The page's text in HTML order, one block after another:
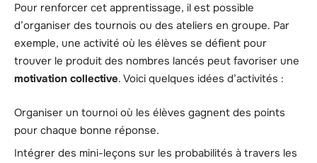
Pour renforcer cet apprentissage, il est possible
d’organiser des tournois ou des ateliers en groupe. Par
exemple, une activité où les élèves se défient pour
trouver le produit des nombres lancés peut favoriser une
motivation collective. Voici quelques idées d’activités :
Organiser un tournoi où les élèves gagnent des points
pour chaque bonne réponse.
Intégrer des mini-leçons sur les probabilités à travers les